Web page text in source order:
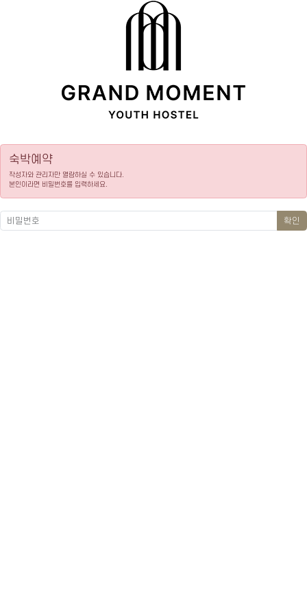
숙박예약
작성자와 관리자만 열람하실 수 있습니다.
본인이라면 비밀번호를 입력하세요.
확인